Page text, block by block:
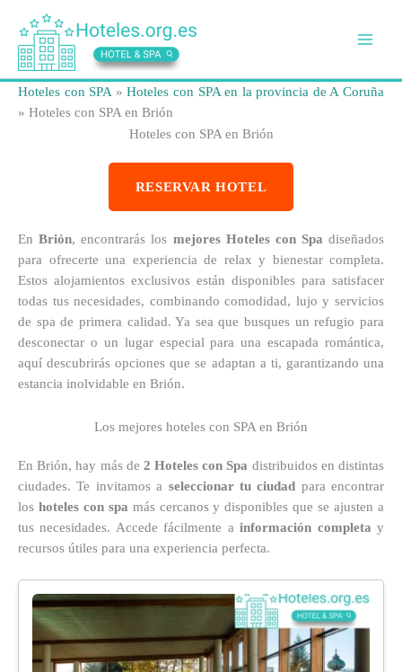
contenido
Hoteles con SPA »Hoteles con SPA en la provincia de A Coruña
» Hoteles con SPA en Brión
Hoteles con SPA en Brión
RESERVAR HOTEL
EnBrión, encontrarás los mejores Hoteles con Spa diseñados
para ofrecerte una experiencia de relax y bienestar completa.
Estos alojamientos exclusivos están disponibles para satisfacer
todas tus necesidades, combinando comodidad, lujo y servicios
de spa de primera calidad. Ya sea que busques un refugio para
desconectar o un lugar especial para una escapada romántica,
aquí descubrirás opciones que se adaptan a ti, garantizando una
estancia inolvidable en Brión.
Los mejores hoteles con SPA en Brión
En Brión, hay más de 2 Hoteles con Spa distribuidos en distintas
ciudades. Te invitamos a seleccionar tu ciudad para encontrar
los hoteles con spa más cercanos y disponibles que se ajusten a
tus necesidades. Accede fácilmente ainformación completa y
recursos útiles para una experiencia perfecta.